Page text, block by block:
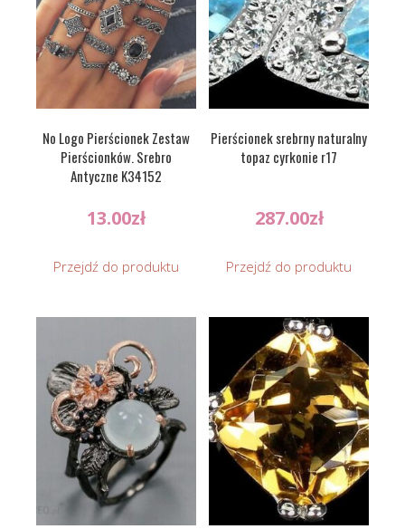
No Logo Pierścionek Zestaw
Pierścionków. Srebro
Antyczne K34152
13.00zł
Przejdź do produktu
Pierścionek srebrny naturalny
topaz cyrkonie r17
287.00zł
Przejdź do produktu